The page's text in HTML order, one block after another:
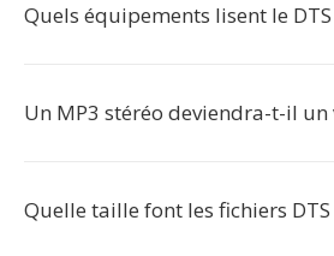
Quels équipements lisent le DTS
Un MP3 stéréo deviendra-t-il
Quelle taille font les fichiers DTS